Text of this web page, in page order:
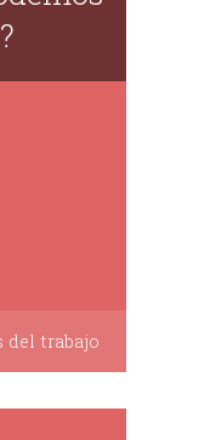
del trabajo